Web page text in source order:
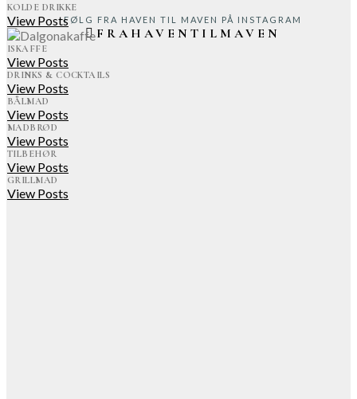
KOLDE DRIKKE
View Posts
ISKAFFE
View Posts
DRINKS & COCKTAILS
View Posts
BÅLMAD
View Posts
MADBRØD
View Posts
TILBEHØR
View Posts
GRILLMAD
View Posts
FRAHAVENTILMAVEN
FØLG FRA HAVEN TIL MAVEN PÅ INSTAGRAM